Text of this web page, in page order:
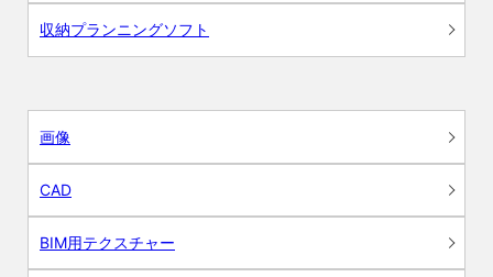
収納プランニングソフト
画像
CAD
BIM用テクスチャー